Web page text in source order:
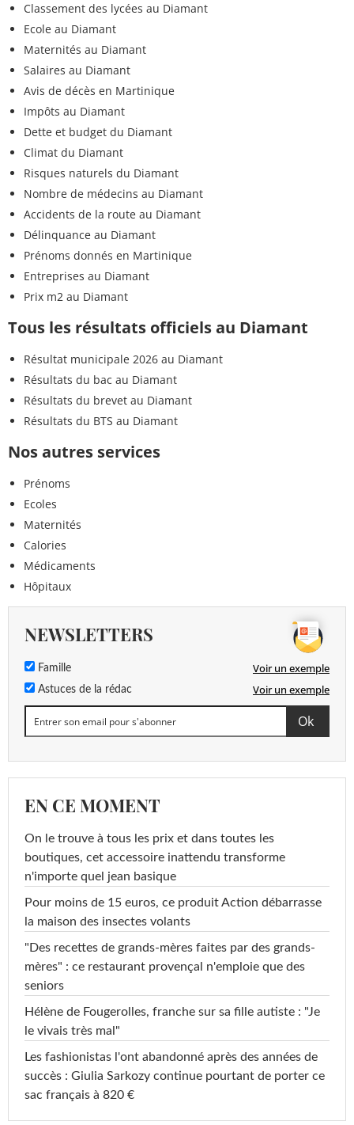
Classement des lycées au Diamant
Ecole au Diamant
Maternités au Diamant
Salaires au Diamant
Avis de décès en Martinique
Impôts au Diamant
Dette et budget du Diamant
Climat du Diamant
Risques naturels du Diamant
Nombre de médecins au Diamant
Accidents de la route au Diamant
Délinquance au Diamant
Prénoms donnés en Martinique
Entreprises au Diamant
Prix m2 au Diamant
Tous les résultats officiels au Diamant
Résultat municipale 2026 au Diamant
Résultats du bac au Diamant
Résultats du brevet au Diamant
Résultats du BTS au Diamant
Nos autres services
Prénoms
Ecoles
Maternités
Calories
Médicaments
Hôpitaux
NEWSLETTERS
Famille Voir un exemple
Astuces de la rédac Voir un exemple
EN CE MOMENT
On le trouve à tous les prix et dans toutes les
boutiques, cet accessoire inattendu transforme
n'importe quel jean basique
Pour moins de 15 euros, ce produit Action débarrasse
la maison des insectes volants
"Des recettes de grands-mères faites par des grands-
mères" : ce restaurant provençal n'emploie que des
seniors
Hélène de Fougerolles, franche sur sa fille autiste : "Je
le vivais très mal"
Les fashionistas l'ont abandonné après des années de
succès : Giulia Sarkozy continue pourtant de porter ce
sac français à 820 €